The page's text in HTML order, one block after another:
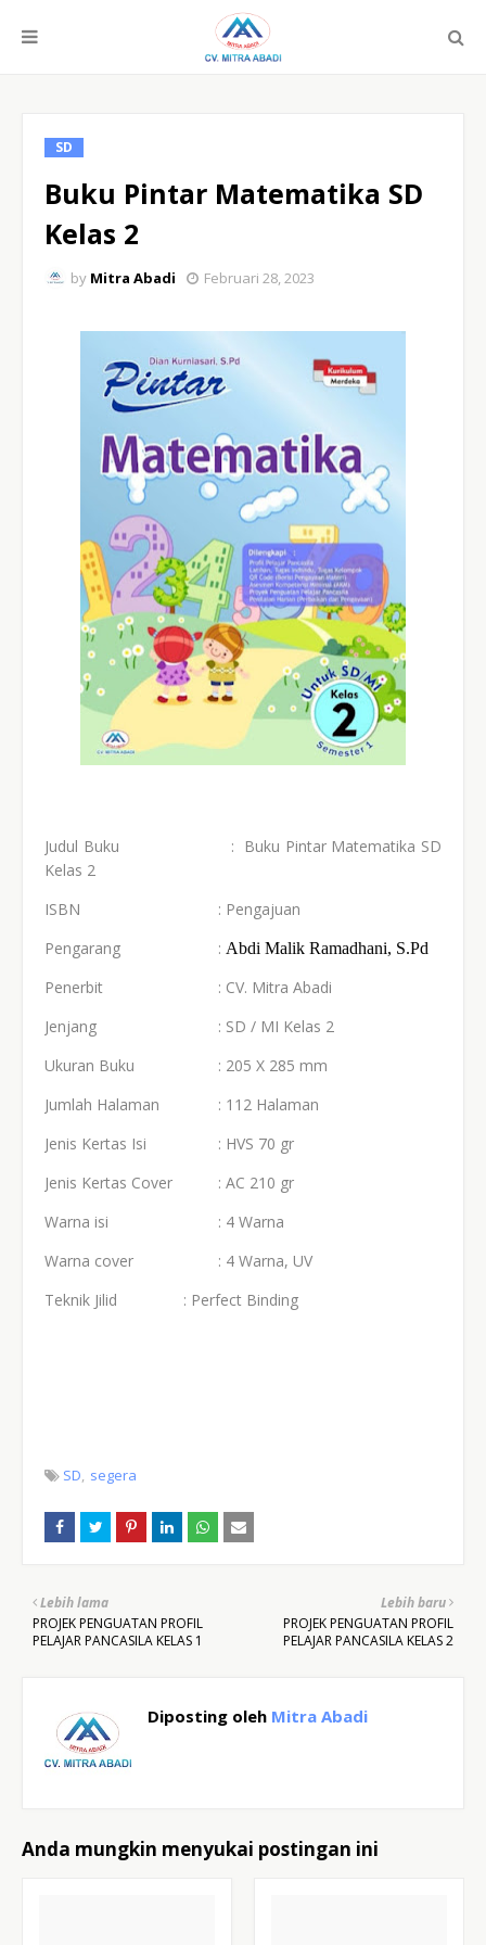
SD
Buku Pintar Matematika SD
Kelas 2
by Mitra Abadi Februari 28, 2023
Judul Buku
: Buku Pintar Matematika SD
Kelas 2
ISBN
: Pengajuan
Pengarang
: Abdi Malik Ramadhani, S.Pd
Penerbit
: CV. Mitra Abadi
Jenjang
: SD / MI Kelas 2
Ukuran Buku
: 205 X 285 mm
Jumlah Halaman
: 112 Halaman
Jenis Kertas Isi
: HVS 70 gr
Jenis Kertas Cover
: AC 210 gr
Warna isi
: 4 Warna
Warna cover
: 4 Warna, UV
Teknik Jilid
: Perfect Binding
SD segera
Lebih baru
PROJEK PENGUATAN PROFIL
PELAJAR PANCASILA KELAS 2
Lebih lama
PROJEK PENGUATAN PROFIL
PELAJAR PANCASILA KELAS 1
Diposting oleh Mitra Abadi
Anda mungkin menyukai postingan ini